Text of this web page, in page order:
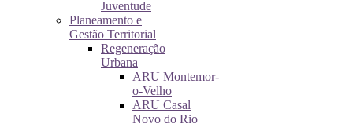
Juventude
Planeamento e
Gestão Territorial
Regeneração
Urbana
ARU Montemor-
o-Velho
ARU Casal
Novo do Rio